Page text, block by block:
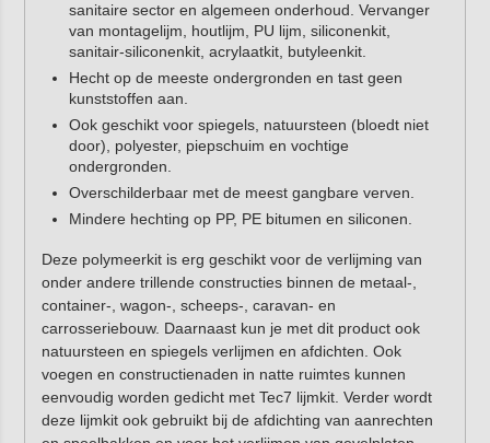
sanitaire sector en algemeen onderhoud. Vervanger
van montagelijm, houtlijm, PU lijm, siliconenkit,
sanitair-siliconenkit, acrylaatkit, butyleenkit.
Hecht op de meeste ondergronden en tast geen
kunststoffen aan.
Ook geschikt voor spiegels, natuursteen (bloedt niet
door), polyester, piepschuim en vochtige
ondergronden.
Overschilderbaar met de meest gangbare verven.
Mindere hechting op PP, PE bitumen en siliconen.
Deze polymeerkit is erg geschikt voor de verlijming van
onder andere trillende constructies binnen de metaal-,
container-, wagon-, scheeps-, caravan- en
carrosseriebouw. Daarnaast kun je met dit product ook
natuursteen en spiegels verlijmen en afdichten. Ook
voegen en constructienaden in natte ruimtes kunnen
eenvoudig worden gedicht met Tec7 lijmkit. Verder wordt
deze lijmkit ook gebruikt bij de afdichting van aanrechten